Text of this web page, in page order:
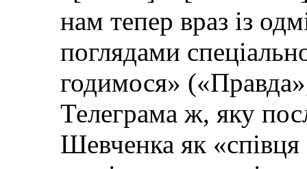
нам тепер враз із
поглядами
годимося»
Телеграма ж, яку
Шевченка як